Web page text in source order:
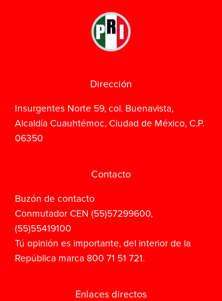
Dirección
Insurgentes Norte 59, col. Buenavista,
Alcaldía Cuauhtémoc, Ciudad de México, C.P.
06350
Contacto
Buzón de contacto
Conmutador CEN (55)57299600,
(55)55419100
Tú opinión es importante, del interior de la
República marca 800 71 51 721.
Enlaces directos